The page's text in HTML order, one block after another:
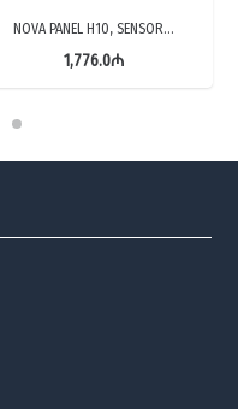
NOVA PANEL H10, SENSOR…
1,776.0₼